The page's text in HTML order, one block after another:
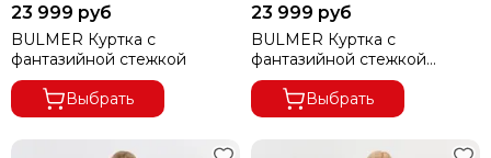
23 999 руб
BULMER Куртка с
фантазийной стежкой
Выбрать
23 999 руб
BULMER Куртка с
фантазийной стежкой
черная
Выбрать